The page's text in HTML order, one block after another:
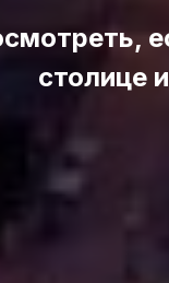
столице